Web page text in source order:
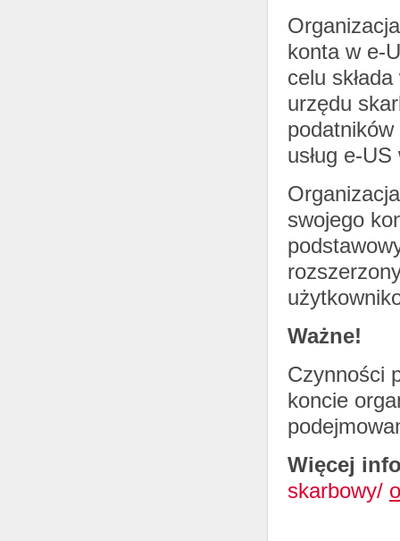
konta w e-
celu
urzędu
usług e-
swojego
Ważne!
Czynności
koncie
Więcej
skarbowy/